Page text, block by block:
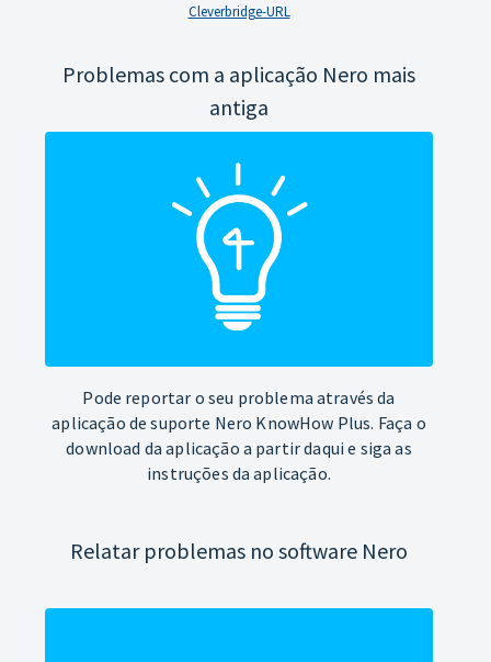
Cleverbridge-URL
Problemas com a aplicação Nero mais
antiga
Pode reportar o seu problema através da
aplicação de suporte Nero KnowHow Plus. Faça o
download da aplicação a partir daqui e siga as
instruções da aplicação.
Relatar problemas no software Nero